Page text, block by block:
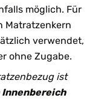
möglich. Für
Matratzenkern
verwendet,
ohne Zugabe.
ist
Innenbereich